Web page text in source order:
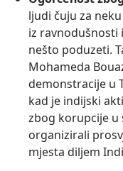
ljudi čuju za
iz ravnodušnosti
nešto poduzeti.
Mohameda
demonstracije u
kad je indijski
zbog korupcije u
organizirali
mjesta diljem